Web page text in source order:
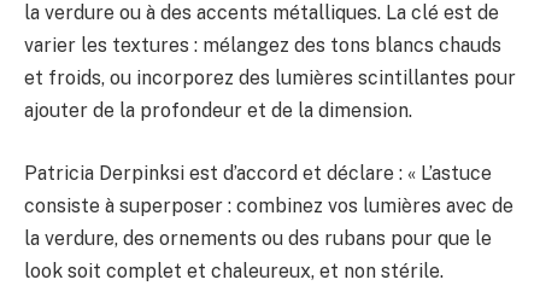
la verdure ou à des accents métalliques. La clé est de
varier les textures : mélangez des tons blancs chauds
et froids, ou incorporez des lumières scintillantes pour
ajouter de la profondeur et de la dimension.
Patricia Derpinksi est d’accord et déclare : « L’astuce
consiste à superposer : combinez vos lumières avec de
la verdure, des ornements ou des rubans pour que le
look soit complet et chaleureux, et non stérile.